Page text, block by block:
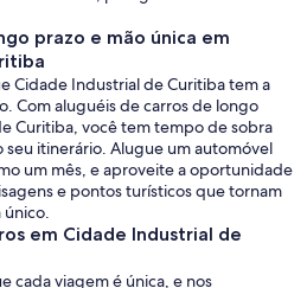
prazo e mão única em
Cidade Industrial de Curitiba tem a
Com aluguéis de carros de longo
Curitiba, você tem tempo de sobra
seu itinerário. Alugue um automóvel
um mês, e aproveite a oportunidade
e pontos turísticos que tornam
único.
em Cidade Industrial de
cada viagem é única, e nos